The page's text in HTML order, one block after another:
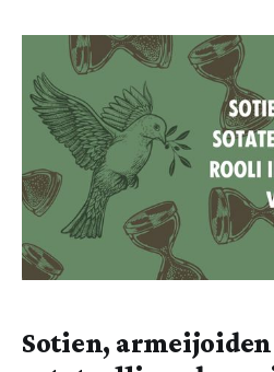
fossiilisuhmuroinnin syvään
rikollistaminen. Tiiviisti
(englanniksi "criminalization") on
käytöksestä tehdään rikollista.
Sotien,